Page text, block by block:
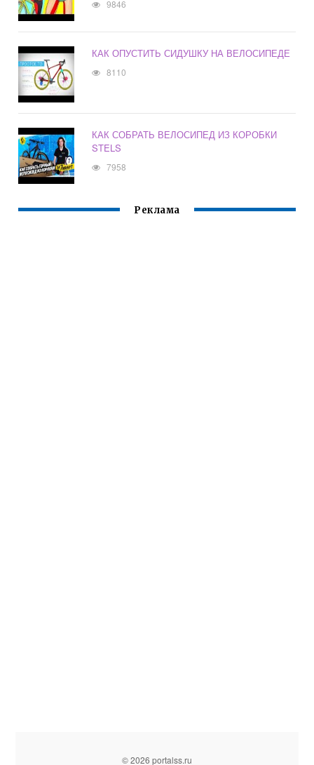
9846
КАК ОПУСТИТЬ СИДУШКУ НА ВЕЛОСИПЕДЕ
8110
КАК СОБРАТЬ ВЕЛОСИПЕД ИЗ КОРОБКИ
STELS
7958
Реклама
© 2026 portalss.ru